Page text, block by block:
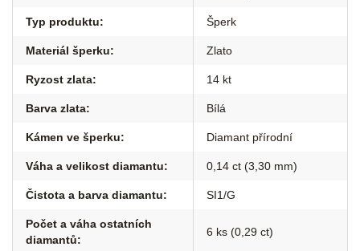
Typ produktu: Šperk
Materiál šperku: Zlato
Ryzost zlata: 14 kt
Barva zlata: Bílá
Kámen ve šperku: Diamant přírodní
Váha a velikost diamantu: 0,14 ct (3,30 mm)
Čistota a barva diamantu: SI1/G
Počet a váha ostatních
diamantů:
6 ks (0,29 ct)